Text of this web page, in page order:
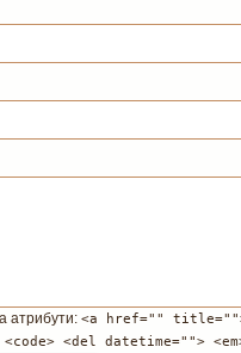
атрибути: <a href=""
<del datetime="">